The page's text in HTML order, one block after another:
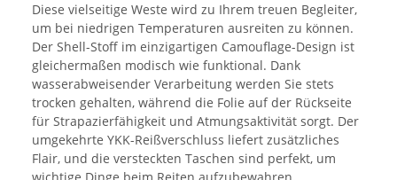
Diese vielseitige Weste wird zu Ihrem treuen Begleiter,
um bei niedrigen Temperaturen ausreiten zu können.
Der Shell-Stoff im einzigartigen Camouflage-Design ist
gleichermaßen modisch wie funktional. Dank
wasserabweisender Verarbeitung werden Sie stets
trocken gehalten, während die Folie auf der Rückseite
für Strapazierfähigkeit und Atmungsaktivität sorgt. Der
umgekehrte YKK-Reißverschluss liefert zusätzliches
Flair, und die versteckten Taschen sind perfekt, um